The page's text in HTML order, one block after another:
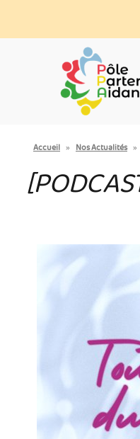
contenu
You
here
Accueil » Nos Actualités »